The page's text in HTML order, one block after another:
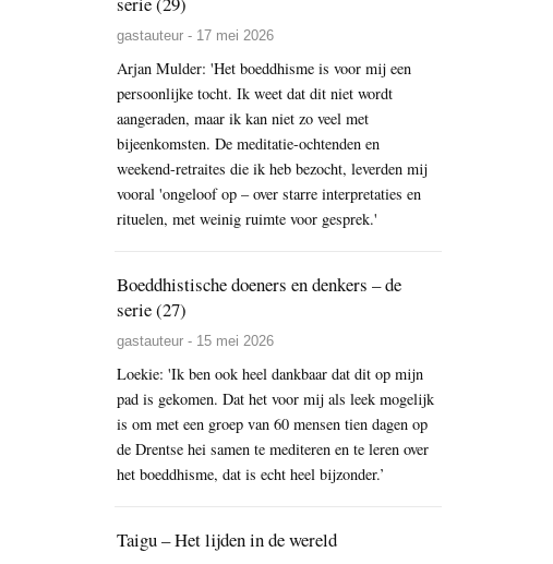
gastauteur - 17 mei 2026
Arjan Mulder: 'Het boeddhisme is voor mij een
persoonlijke tocht. Ik weet dat dit niet wordt
aangeraden, maar ik kan niet zo veel met
bijeenkomsten. De meditatie-ochtenden en
weekend-retraites die ik heb bezocht, leverden mij
vooral 'ongeloof op – over starre interpretaties en
rituelen, met weinig ruimte voor gesprek.'
Boeddhistische doeners en denkers – de
serie (27)
gastauteur - 15 mei 2026
Loekie: 'Ik ben ook heel dankbaar dat dit op mijn
pad is gekomen. Dat het voor mij als leek mogelijk
is om met een groep van 60 mensen tien dagen op
de Drentse hei samen te mediteren en te leren over
het boeddhisme, dat is echt heel bijzonder.’
Taigu – Het lijden in de wereld